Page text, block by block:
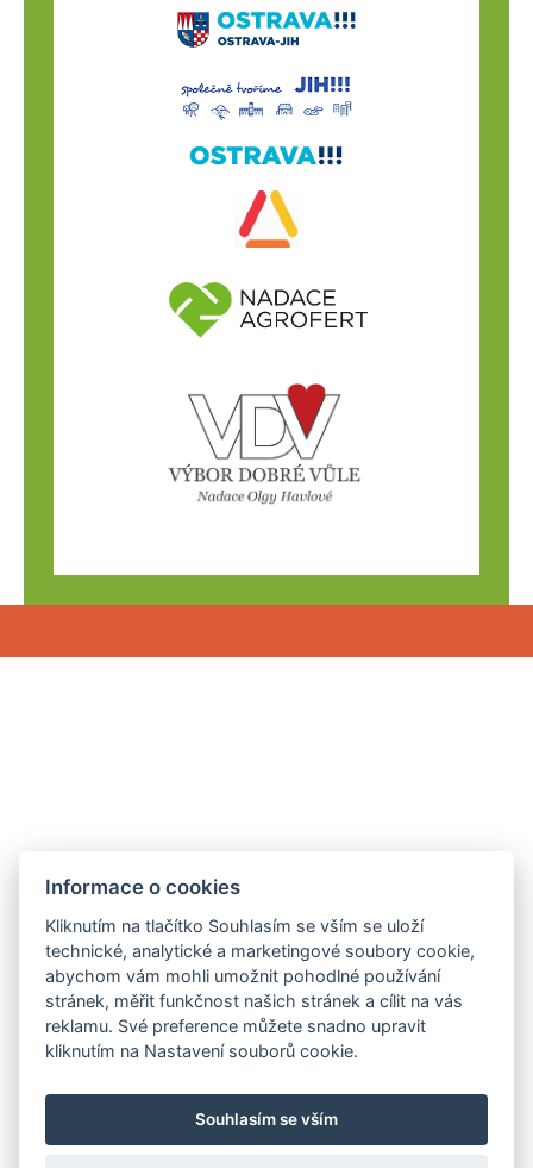
Informace o cookies
Kliknutím na tlačítko Souhlasím se vším se uloží
technické, analytické a marketingové soubory cookie,
abychom vám mohli umožnit pohodlné používání
stránek, měřit funkčnost našich stránek a cílit na vás
reklamu. Své preference můžete snadno upravit
kliknutím na Nastavení souborů cookie.
Souhlasím se vším